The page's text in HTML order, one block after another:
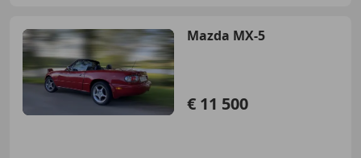
Mazda MX-5
€ 11 500